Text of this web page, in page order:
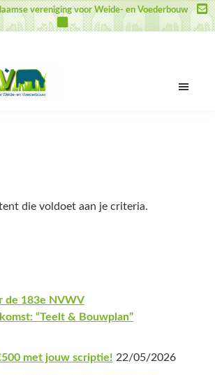
vereniging voor Weide- en Voederbouw
die voldoet aan je criteria.
de 183e NVWV
“Teelt & Bouwplan”
met jouw scriptie! 22/05/2026